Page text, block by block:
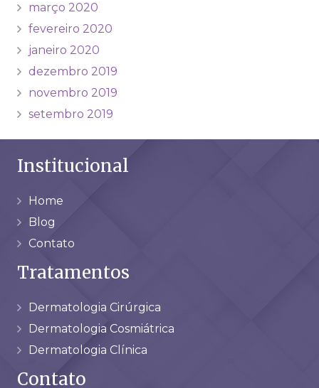
março 2020
fevereiro 2020
janeiro 2020
dezembro 2019
novembro 2019
setembro 2019
Institucional
Home
Blog
Contato
Tratamentos
Dermatologia Cirúrgica
Dermatologia Cosmiátrica
Dermatologia Clínica
Contato